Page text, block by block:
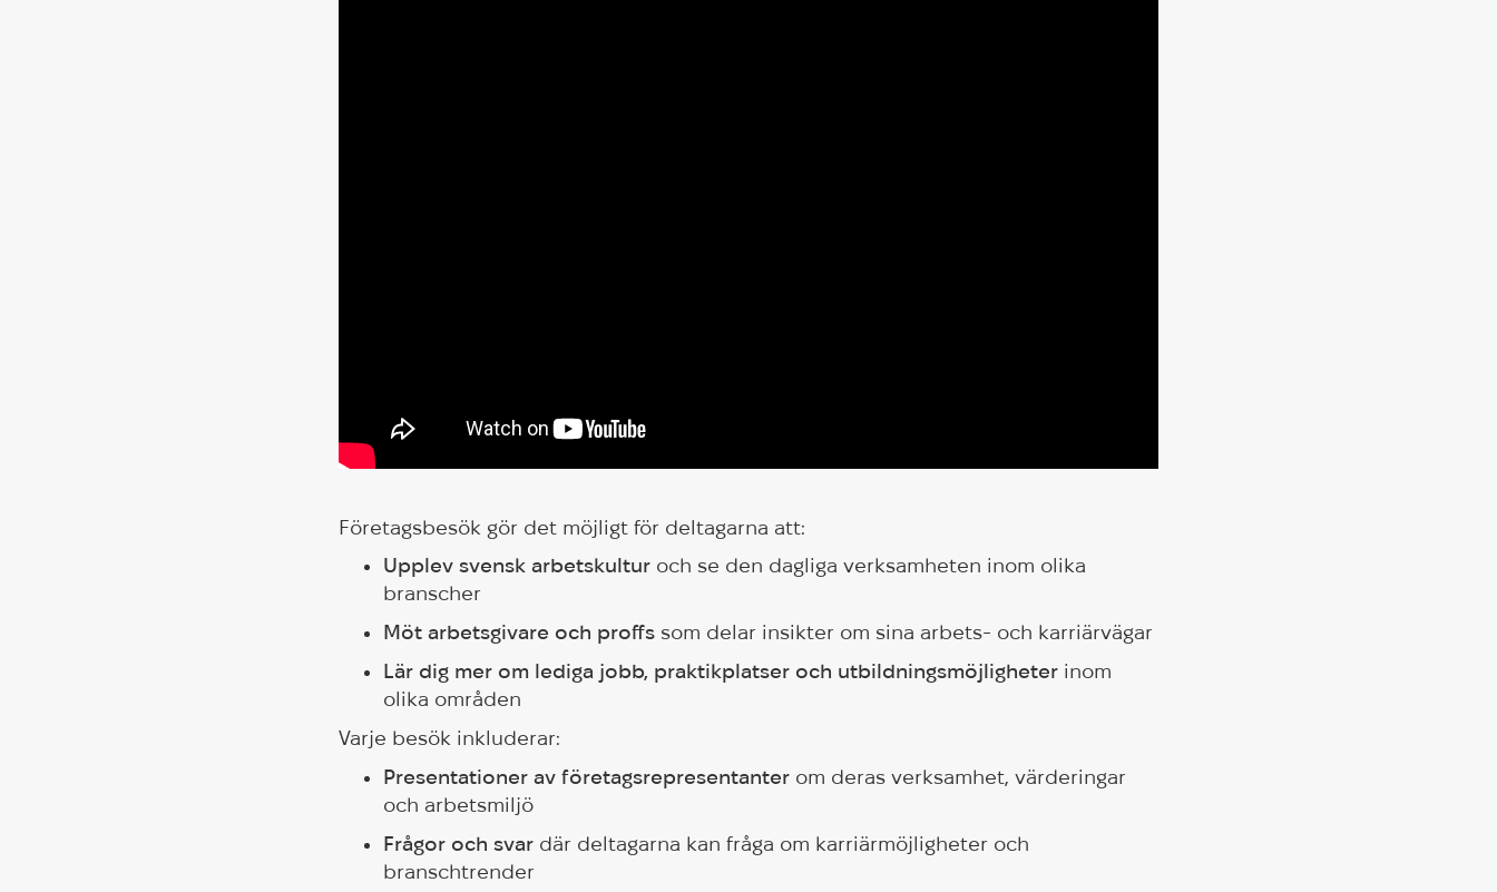
Företagsbesök gör det möjligt för deltagarna att:
Upplev svensk arbetskultur och se den dagliga verksamheten inom olika
branscher
Möt arbetsgivare och proffs som delar insikter om sina arbets- och karriärvägar
Lär dig mer om lediga jobb, praktikplatser och utbildningsmöjligheter inom
olika områden
Varje besök inkluderar:
Presentationer av företagsrepresentanter om deras verksamhet, värderingar
och arbetsmiljö
Frågor och svar där deltagarna kan fråga om karriärmöjligheter och
branschtrender